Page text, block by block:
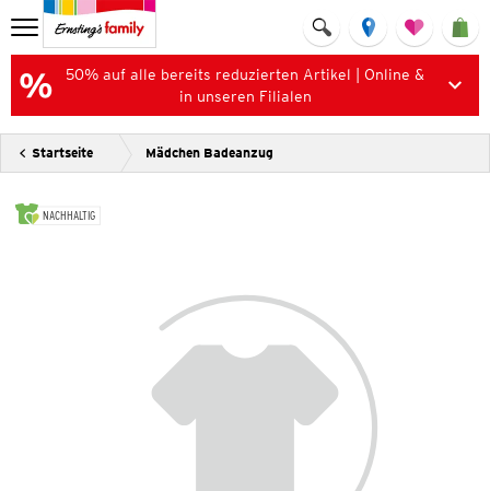
50% auf alle bereits reduzierten Artikel | Online &
in unseren Filialen
Startseite Mädchen Badeanzug
NACHHALTIG